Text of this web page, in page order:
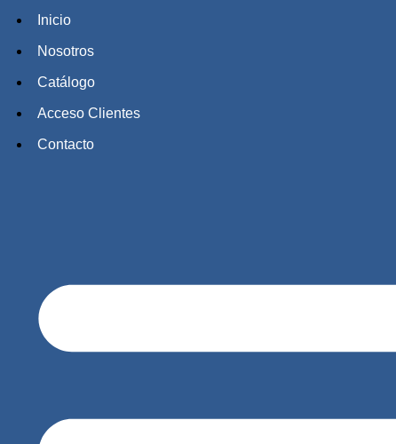
Inicio
Nosotros
Catálogo
Acceso Clientes
Contacto